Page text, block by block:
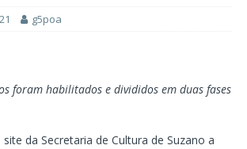
g5poa
foram habilitados e divididos em duas fases
da Secretaria de Cultura de Suzano a